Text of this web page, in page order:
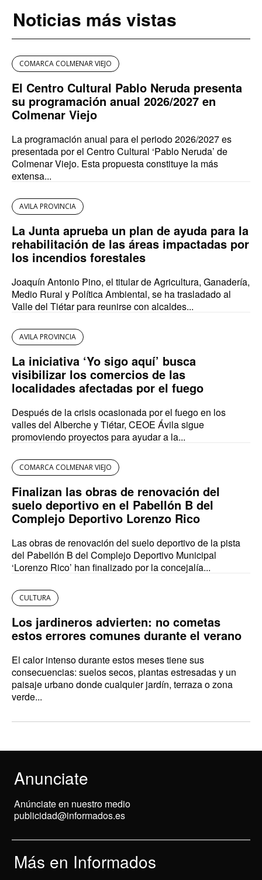
Noticias más vistas
COMARCA COLMENAR VIEJO
El Centro Cultural Pablo Neruda presenta
su programación anual 2026/2027 en
Colmenar Viejo
La programación anual para el periodo 2026/2027 es
presentada por el Centro Cultural ‘Pablo Neruda’ de
Colmenar Viejo. Esta propuesta constituye la más
extensa...
AVILA PROVINCIA
La Junta aprueba un plan de ayuda para la
rehabilitación de las áreas impactadas por
los incendios forestales
Joaquín Antonio Pino, el titular de Agricultura, Ganadería,
Medio Rural y Política Ambiental, se ha trasladado al
Valle del Tiétar para reunirse con alcaldes...
AVILA PROVINCIA
La iniciativa ‘Yo sigo aquí’ busca
visibilizar los comercios de las
localidades afectadas por el fuego
Después de la crisis ocasionada por el fuego en los
valles del Alberche y Tiétar, CEOE Ávila sigue
promoviendo proyectos para ayudar a la...
COMARCA COLMENAR VIEJO
Finalizan las obras de renovación del
suelo deportivo en el Pabellón B del
Complejo Deportivo Lorenzo Rico
Las obras de renovación del suelo deportivo de la pista
del Pabellón B del Complejo Deportivo Municipal
‘Lorenzo Rico’ han finalizado por la concejalía...
CULTURA
Los jardineros advierten: no cometas
estos errores comunes durante el verano
El calor intenso durante estos meses tiene sus
consecuencias: suelos secos, plantas estresadas y un
paisaje urbano donde cualquier jardín, terraza o zona
verde...
Anunciate
Anúnciate en nuestro medio
publicidad@informados.es
Más en Informados